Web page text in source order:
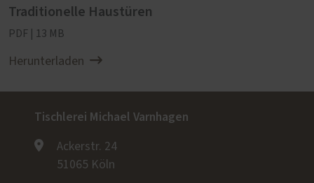
Traditionelle Haustüren
PDF | 13 MB
Herunterladen
Tischlerei Michael Varnhagen
Ackerstr. 24
51065 Köln